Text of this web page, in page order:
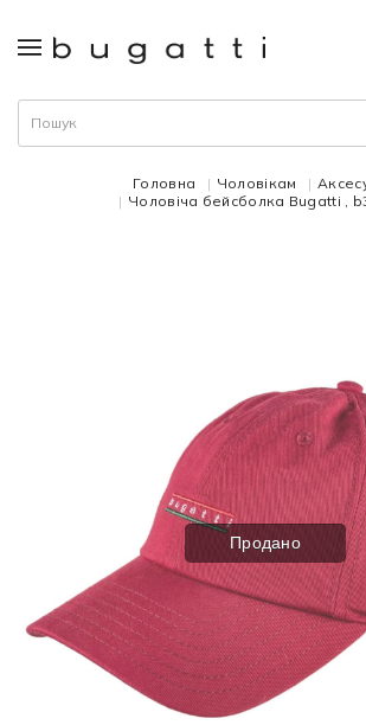
Головна Чоловікам
Чоловіча бейсболка Bugatti ,
Продано